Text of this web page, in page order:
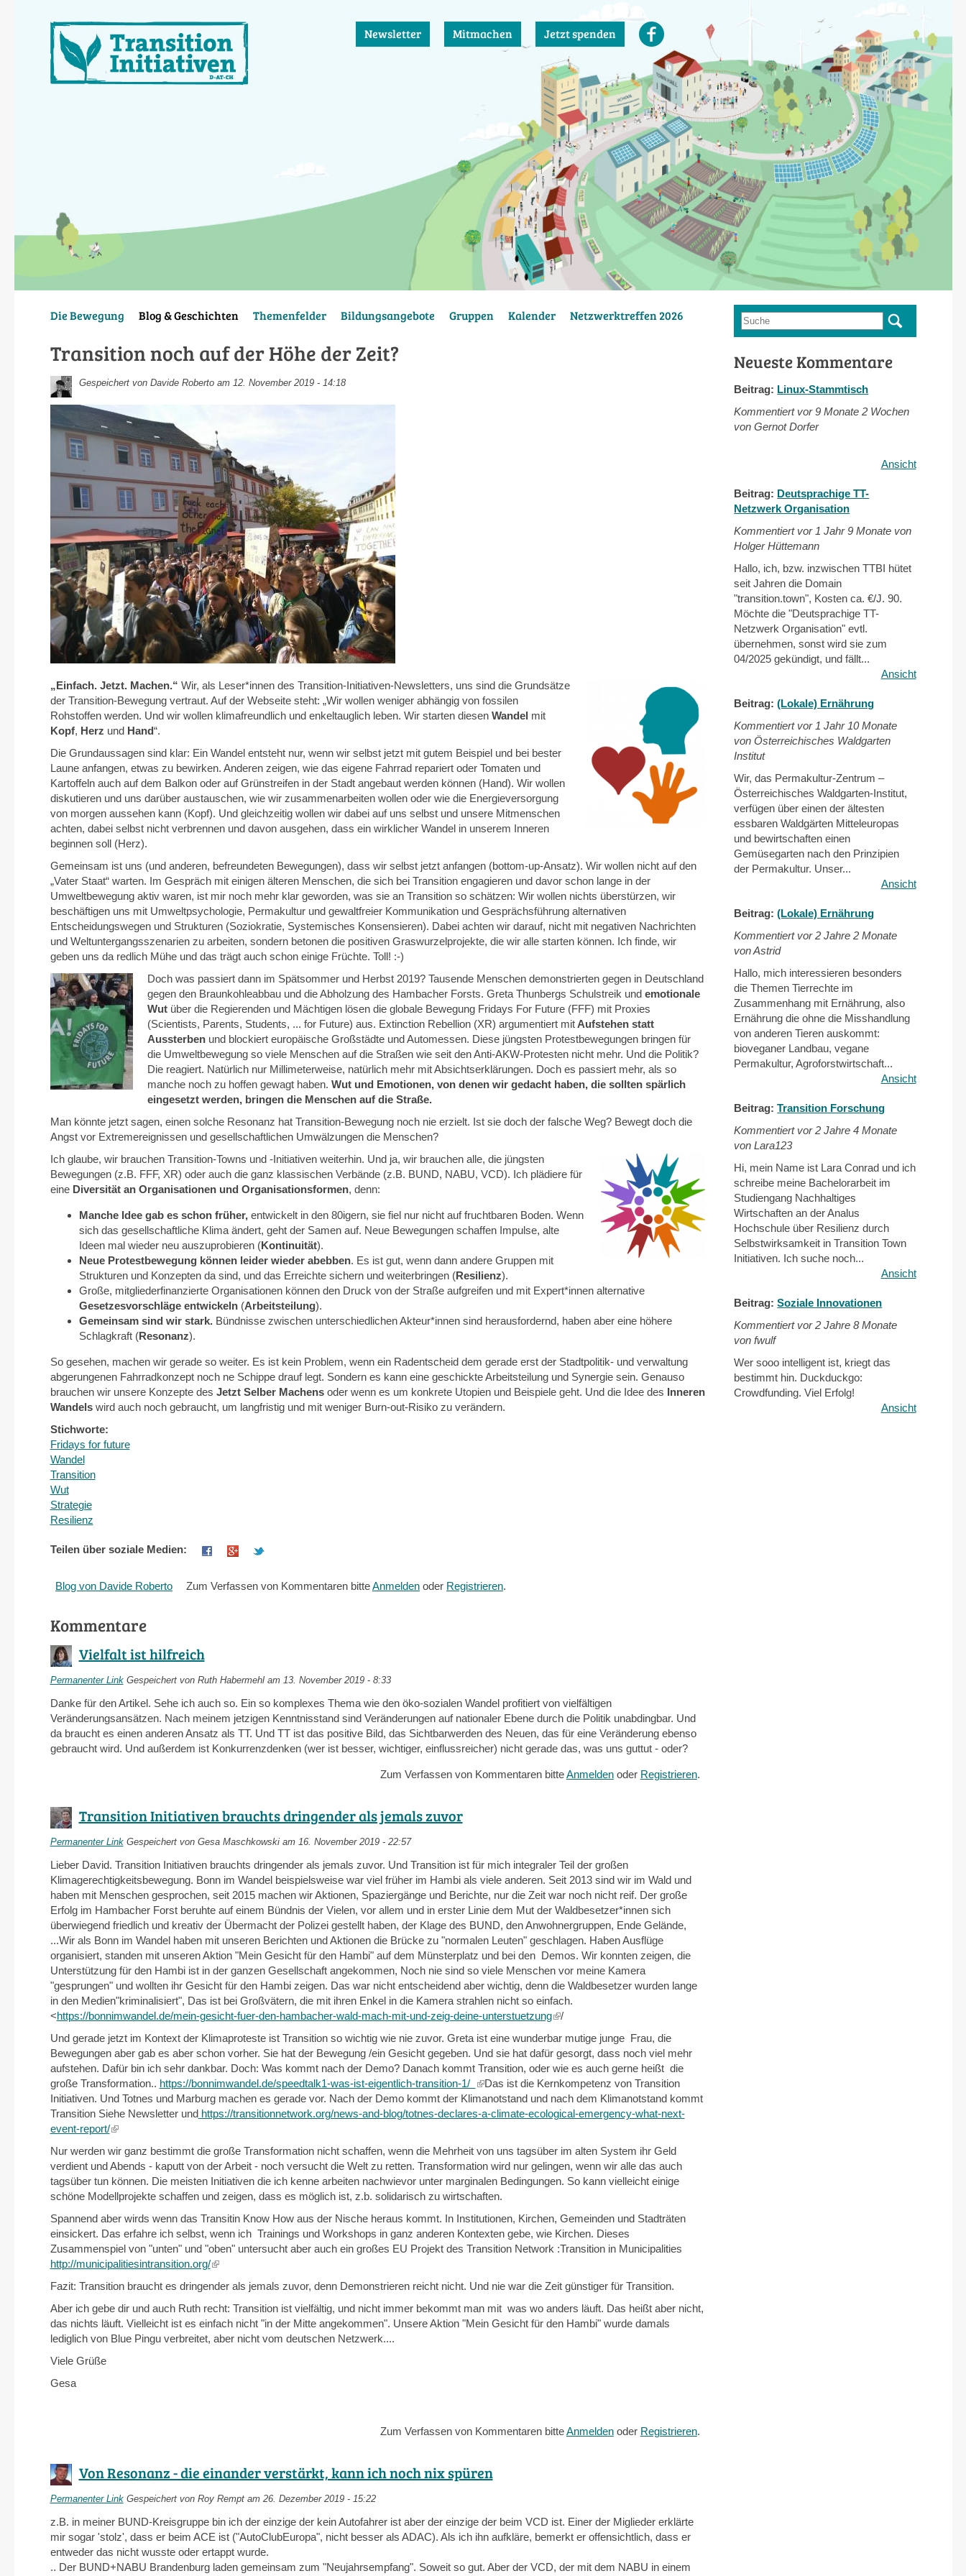
Newsletter Mitmachen Jetzt spenden
Die Bewegung Blog & Geschichten Themenfelder Bildungsangebote Gruppen Kalender Netzwerktreffen 2026
Transition noch auf der Höhe der Zeit?
Gespeichert von Davide Robertoam 12. November 2019 - 14:18
„Einfach. Jetzt. Machen.“ Wir, als Leser*innen des Transition-Initiativen-Newsletters, uns sind die Grundsätze
der Transition-Bewegung vertraut. Auf der Webseite steht: „Wir wollen weniger abhängig von fossilen
Rohstoffen werden. Und wir wollen klimafreundlich und enkeltauglich leben. Wir starten diesen Wandel mit
Kopf, Herz und Hand“.
Die Grundaussagen sind klar: Ein Wandel entsteht nur, wenn wir selbst jetzt mit gutem Beispiel und bei bester
Laune anfangen, etwas zu bewirken. Anderen zeigen, wie das eigene Fahrrad repariert oder Tomaten und
Kartoffeln auch auf dem Balkon oder auf Grünstreifen in der Stadt angebaut werden können (Hand). Wir wollen
diskutieren und uns darüber austauschen, wie wir zusammenarbeiten wollen oder wie die Energieversorgung
von morgen aussehen kann (Kopf). Und gleichzeitig wollen wir dabei auf uns selbst und unsere Mitmenschen
achten, dabei selbst nicht verbrennen und davon ausgehen, dass ein wirklicher Wandel in unserem Inneren
beginnen soll (Herz).
Gemeinsam ist uns (und anderen, befreundeten Bewegungen), dass wir selbst jetzt anfangen (bottom-up-Ansatz). Wir wollen nicht auf den
„Vater Staat“ warten. Im Gespräch mit einigen älteren Menschen, die sich bei Transition engagieren und davor schon lange in der
Umweltbewegung aktiv waren, ist mir noch mehr klar geworden, was sie an Transition so schätzen: Wir wollen nichts überstürzen, wir
beschäftigen uns mit Umweltpsychologie, Permakultur und gewaltfreier Kommunikation und Gesprächsführung alternativen
Entscheidungswegen und Strukturen (Soziokratie, Systemisches Konsensieren). Dabei achten wir darauf, nicht mit negativen Nachrichten
und Weltuntergangsszenarien zu arbeiten, sondern betonen die positiven Graswurzelprojekte, die wir alle starten können. Ich finde, wir
geben uns da redlich Mühe und das trägt auch schon einige Früchte. Toll! :-)
Doch was passiert dann im Spätsommer und Herbst 2019? Tausende Menschen demonstrierten gegen in Deutschland
gegen den Braunkohleabbau und die Abholzung des Hambacher Forsts. Greta Thunbergs Schulstreik und emotionale
Wut über die Regierenden und Mächtigen lösen die globale Bewegung Fridays For Future (FFF) mit Proxies
(Scientists, Parents, Students, ... for Future) aus. Extinction Rebellion (XR) argumentiert mitAufstehen statt
Aussterbenund blockiert europäische Großstädte und Automessen. Diese jüngsten Protestbewegungen bringen für
die Umweltbewegung so viele Menschen auf die Straßen wie seit den Anti-AKW-Protesten nicht mehr. Und die Politik?
Die reagiert. Natürlich nur Millimeterweise, natürlich mehr mit Absichtserklärungen. Doch es passiert mehr, als so
manche noch zu hoffen gewagt haben. Wut und Emotionen, von denen wir gedacht haben, die sollten spärlich
eingesetzt werden, bringen die Menschen auf die Straße.
Man könnte jetzt sagen, einen solche Resonanz hat Transition-Bewegung noch nie erzielt. Ist sie doch der falsche Weg? Bewegt doch die
Angst vor Extremereignissen und gesellschaftlichen Umwälzungen die Menschen?
Ich glaube, wir brauchen Transition-Towns und -Initiativen weiterhin. Und ja, wir brauchen alle, die jüngsten
Bewegungen (z.B. FFF, XR) oder auch die ganz klassischen Verbände (z.B. BUND, NABU, VCD). Ich plädiere für
eine Diversität an Organisationen und Organisationsformen, denn:
Manche Idee gab es schon früher,entwickelt in den 80igern, sie fiel nur nicht auf fruchtbaren Boden. Wenn
sich das gesellschaftliche Klima ändert, geht der Samen auf. Neue Bewegungen schaffen Impulse, alte
Ideen mal wieder neu auszuprobieren (Kontinuität).
Neue Protestbewegung können leider wieder abebben. Es ist gut, wenn dann andere Gruppen mit
Strukturen und Konzepten da sind, und das Erreichte sichern und weiterbringen (Resilienz).
Große, mitgliederfinanzierte Organisationen können den Druck von der Straße aufgreifen und mit Expert*innen alternative
Gesetzesvorschläge entwickeln(Arbeitsteilung).
Gemeinsam sind wir stark.Bündnisse zwischen unterschiedlichen Akteur*innen sind herausfordernd, haben aber eine höhere
Schlagkraft (Resonanz).
So gesehen, machen wir gerade so weiter. Es ist kein Problem, wenn ein Radentscheid dem gerade erst der Stadtpolitik- und verwaltung
abgerungenen Fahrradkonzept noch ne Schippe drauf legt. Sondern es kann eine geschickte Arbeitsteilung und Synergie sein. Genauso
brauchen wir unsere Konzepte des Jetzt Selber Machensoder wenn es um konkrete Utopien und Beispiele geht. Und die Idee des Inneren
Wandelswird auch noch gebraucht, um langfristig und mit weniger Burn-out-Risiko zu verändern.
Stichworte:
Fridays for future
Wandel
Transition
Wut
Strategie
Resilienz
Teilen über soziale Medien:
Blog von Davide Roberto Zum Verfassen von Kommentaren bitteAnmelden oder Registrieren.
Kommentare
Vielfalt ist hilfreich
Permanenter LinkGespeichert von Ruth Habermehlam 13. November 2019 - 8:33
Danke für den Artikel. Sehe ich auch so. Ein so komplexes Thema wie den öko-sozialen Wandel profitiert von vielfältigen
Veränderungsansätzen. Nach meinem jetzigen Kenntnisstand sind Veränderungen auf nationaler Ebene durch die Politik unabdingbar. Und
da braucht es einen anderen Ansatz als TT. Und TT ist das positive Bild, das Sichtbarwerden des Neuen, das für eine Veränderung ebenso
gebraucht wird. Und außerdem ist Konkurrenzdenken (wer ist besser, wichtiger, einflussreicher) nicht gerade das, was uns guttut - oder?
Zum Verfassen von Kommentaren bitteAnmeldenoder Registrieren.
Transition Initiativen brauchts dringender als jemals zuvor
Permanenter LinkGespeichert von Gesa Maschkowskiam 16. November 2019 - 22:57
Lieber David. Transition Initiativen brauchts dringender als jemals zuvor. Und Transition ist für mich integraler Teil der großen
Klimagerechtigkeitsbewegung. Bonn im Wandel beispielsweise war viel früher im Hambi als viele anderen. Seit 2013 sind wir im Wald und
haben mit Menschen gesprochen, seit 2015 machen wir Aktionen, Spaziergänge und Berichte, nur die Zeit war noch nicht reif. Der große
Erfolg im Hambacher Forst beruhte auf einem Bündnis der Vielen, vor allem und in erster Linie dem Mut der Waldbesetzer*innen sich
überwiegend friedlich und kreativ der Übermacht der Polizei gestellt haben, der Klage des BUND, den Anwohnergruppen, Ende Gelände,
...Wir als Bonn im Wandel haben mit unseren Berichten und Aktionen die Brücke zu "normalen Leuten" geschlagen. Haben Ausflüge
organisiert, standen mit unseren Aktion "Mein Gesicht für den Hambi" auf dem Münsterplatz und bei den Demos. Wir konnten zeigen, die
Unterstützung für den Hambi ist in der ganzen Gesellschaft angekommen, Noch nie sind so viele Menschen vor meine Kamera
"gesprungen" und wollten ihr Gesicht für den Hambi zeigen. Das war nicht entscheidend aber wichtig, denn die Waldbesetzer wurden lange
in den Medien"kriminalisiert", Das ist bei Großvätern, die mit ihren Enkel in die Kamera strahlen nicht so einfach.
<https://bonnimwandel.de/mein-gesicht-fuer-den-hambacher-wald-mach-mit-und-zeig-deine-unterstuetzung(link
external)
/
Und gerade jetzt im Kontext der Klimaproteste ist Transition so wichtig wie nie zuvor. Greta ist eine wunderbar mutige junge Frau, die
Bewegungen aber gab es aber schon vorher. Sie hat der Bewegung /ein Gesicht gegeben. Und sie hat dafür gesorgt, dass noch viel mehr
aufstehen. Dafür bin ich sehr dankbar. Doch: Was kommt nach der Demo? Danach kommt Transition, oder wie es auch gerne heißt die
große Transformation.. https://bonnimwandel.de/speedtalk1-was-ist-eigentlich-transition-1/ (link
is
external)
Das ist die Kernkompetenz von Transition
Initiativen. Und Totnes und Marburg machen es gerade vor. Nach der Demo kommt der Klimanotstand und nach dem Klimanotstand kommt
Transition Siehe Newsletter undhttps://transitionnetwork.org/news-and-blog/totnes-declares-a-climate-ecological-emergency-what-next-
event-report/(link
external)
Nur werden wir ganz bestimmt die große Transformation nicht schaffen, wenn die Mehrheit von uns tagsüber im alten System ihr Geld
verdient und Abends - kaputt von der Arbeit - noch versucht die Welt zu retten. Transformation wird nur gelingen, wenn wir alle das auch
tagsüber tun können. Die meisten Initiativen die ich kenne arbeiten nachwievor unter marginalen Bedingungen. So kann vielleicht einige
schöne Modellprojekte schaffen und zeigen, dass es möglich ist, z.b. solidarisch zu wirtschaften.
Spannend aber wirds wenn das Transitin Know How aus der Nische heraus kommt. In Institutionen, Kirchen, Gemeinden und Stadträten
einsickert. Das erfahre ich selbst, wenn ich Trainings und Workshops in ganz anderen Kontexten gebe, wie Kirchen. Dieses
Zusammenspiel von "unten" und "oben" untersucht aber auch ein großes EU Projekt des Transition Network :Transition in Municipalities
http://municipalitiesintransition.org/(link
external)
Fazit: Transition braucht es dringender als jemals zuvor, denn Demonstrieren reicht nicht. Und nie war die Zeit günstiger für Transition.
Aber ich gebe dir und auch Ruth recht: Transition ist vielfältig, und nicht immer bekommt man mit was wo anders läuft. Das heißt aber nicht,
das nichts läuft. Vielleicht ist es einfach nicht "in der Mitte angekommen". Unsere Aktion "Mein Gesicht für den Hambi" wurde damals
lediglich von Blue Pingu verbreitet, aber nicht vom deutschen Netzwerk....
Viele Grüße
Gesa
Zum Verfassen von Kommentaren bitteAnmeldenoder Registrieren.
Von Resonanz - die einander verstärkt, kann ich noch nix spüren
Permanenter LinkGespeichert von Roy Remptam 26. Dezember 2019 - 15:22
z.B. in meiner BUND-Kreisgruppe bin ich der einzige der kein Autofahrer ist aber der einzige der beim VCD ist. Einer der Miglieder erklärte
mir sogar 'stolz', dass er beim ACE ist ("AutoClubEuropa", nicht besser als ADAC). Als ich ihn aufkläre, bemerkt er offensichtlich, dass er
entweder das nicht wusste oder ertappt wurde.
.. Der BUND+NABU Brandenburg laden gemeinsam zum "Neujahrsempfang". Soweit so gut. Aber der VCD, der mit dem NABU in einem
Suchformular
Suche
Neueste Kommentare
Beitrag: Linux-Stammtisch
Kommentiert vor9 Monate 2 Wochen
von Gernot Dorfer
Ansicht
Beitrag: Deutsprachige TT-
Netzwerk Organisation
Kommentiert vor 1 Jahr 9 Monate von
Holger Hüttemann
Hallo, ich, bzw. inzwischen TTBI hütet
seit Jahren die Domain
"transition.town", Kosten ca. €/J. 90.
Möchte die "Deutsprachige TT-
Netzwerk Organisation" evtl.
übernehmen, sonst wird sie zum
04/2025 gekündigt, und fällt...
Ansicht
Beitrag:(Lokale) Ernährung
Kommentiert vor 1 Jahr 10 Monate
von Österreichisches Waldgarten
Institut
Wir, das Permakultur-Zentrum –
Österreichisches Waldgarten-Institut,
verfügen über einen der ältesten
essbaren Waldgärten Mitteleuropas
und bewirtschaften einen
Gemüsegarten nach den Prinzipien
der Permakultur. Unser...
Ansicht
Beitrag:(Lokale) Ernährung
Kommentiert vor2 Jahre 2 Monate
von Astrid
Hallo, mich interessieren besonders
die Themen Tierrechte im
Zusammenhang mit Ernährung, also
Ernährung die ohne die Misshandlung
von anderen Tieren auskommt:
bioveganer Landbau, vegane
Permakultur, Agroforstwirtschaft...
Ansicht
Beitrag:Transition Forschung
Kommentiert vor2 Jahre 4 Monate
von Lara123
Hi, mein Name ist Lara Conrad und ich
schreibe meine Bachelorarbeit im
Studiengang Nachhaltiges
Wirtschaften an der Analus
Hochschule über Resilienz durch
Selbstwirksamkeit in Transition Town
Initiativen. Ich suche noch...
Ansicht
Beitrag:Soziale Innovationen
Kommentiert vor2 Jahre 8 Monate
von fwulf
Wer sooo intelligent ist, kriegt das
bestimmt hin. Duckduckgo:
Crowdfunding. Viel Erfolg!
Ansicht